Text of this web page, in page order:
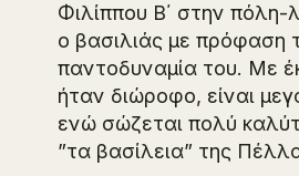
Φιλίππου Β΄ στην πόλη-
ο βασιλιάς με πρόφαση
παντοδυναμία του. Με
ήταν διώροφο, είναι
ενώ σώζεται πολύ
”τα βασίλεια” της